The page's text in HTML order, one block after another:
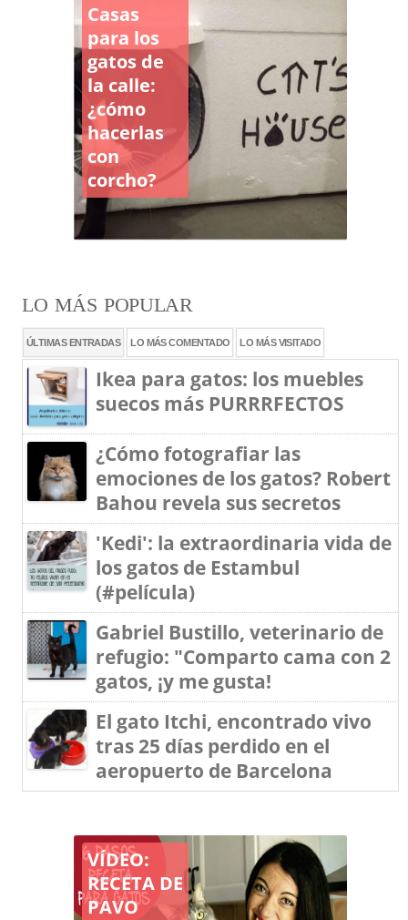
Casas
para los
gatos de
la calle:
¿cómo
hacerlas
con
corcho?
LO MÁS POPULAR
ÚLTIMAS ENTRADAS LO MÁS COMENTADO LO MÁS VISITADO
Ikea para gatos: los muebles
suecos más PURRRFECTOS
¿Cómo fotografiar las
emociones de los gatos? Robert
Bahou revela sus secretos
'Kedi': la extraordinaria vida de
los gatos de Estambul
(#película)
Gabriel Bustillo, veterinario de
refugio: "Comparto cama con 2
gatos, ¡y me gusta!
El gato Itchi, encontrado vivo
tras 25 días perdido en el
aeropuerto de Barcelona
VÍDEO:
RECETA DE
PAVO